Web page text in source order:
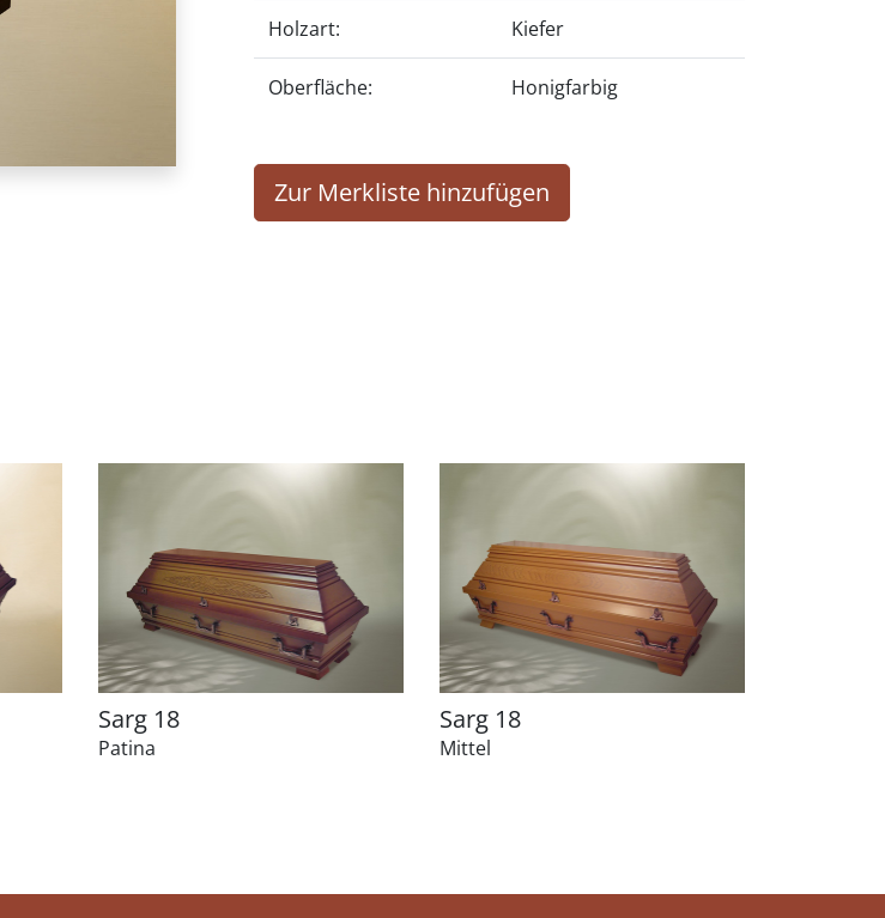
Holzart: Kiefer
Oberfläche: Honigfarbig
Zur Merkliste hinzufügen
Sarg 18
Patina
Sarg 18
Mittel